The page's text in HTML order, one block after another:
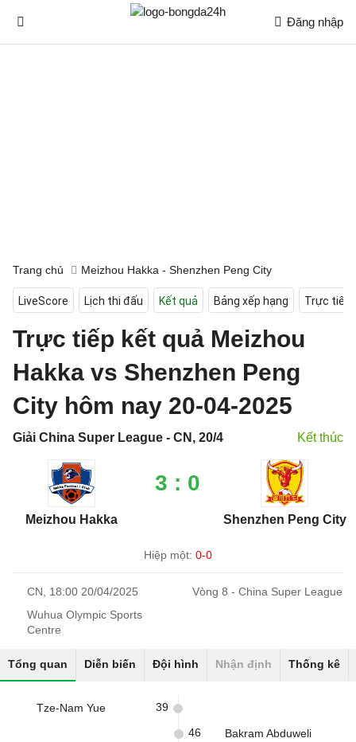
Đăng nhập
Trang chủ Meizhou Hakka - Shenzhen Peng City
LiveScore Lịch thi đấu Kết quả Bảng xếp hạng Trực tiếp
Trực tiếp kết quả Meizhou
Hakka vs Shenzhen Peng
City hôm nay 20-04-2025
Giải China Super League - CN, 20/4 Kết thúc
Meizhou Hakka
3 : 0
Shenzhen Peng City
Hiệp một: 0-0
CN, 18:00 20/04/2025
Vòng 8 - China Super League
Wuhua Olympic Sports
Centre
Tổng quan Diễn biến Đội hình Nhận định Thống kê
Tze-Nam Yue 39
Bakram Abduweli
46